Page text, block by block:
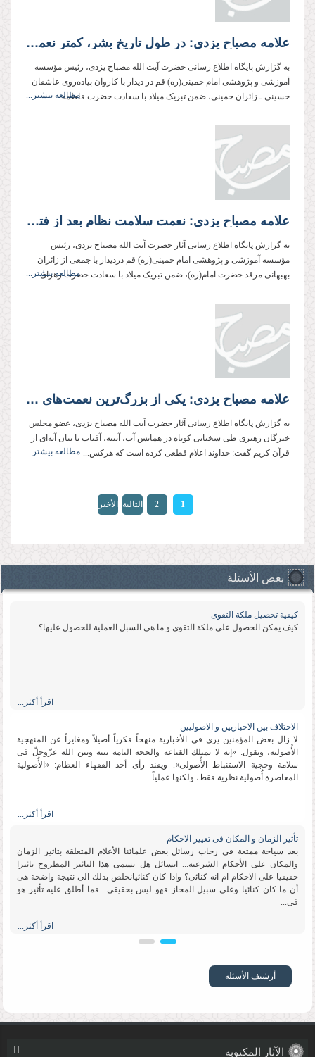
علامه مصباح یزدی: در طول تاریخ بشر، کمتر نعمتی با نعمت عظیم انقلاب اسلامی قابل مقایسه است
به گزارش پایگاه اطلاع رسانی حضرت آیت الله مصباح یزدی، رئیس مؤسسه
آموزشی و پژوهشی امام خمینی(ره) قم در دیدار با کاروان پیاده‌روی عاشقان
حسینی ـ زائران خمینی، ضمن تبریک میلاد با سعادت حضرت فاطمه‌...مطالعه بیشتر...
علامه مصباح یزدی: نعمت سلامت نظام بعد از فتنه، کمتر از نعمت پیروزی در دفاع مقدس نیست
به گزارش پایگاه اطلاع رسانی آثار حضرت آیت الله مصباح یزدی، رئیس
مؤسسه آموزشی و پژوهشی امام خمینی(ره) قم دردیدار با جمعی از زائران
بهبهانی مرقد حضرت امام(ره)، ضمن تبریک میلاد با سعادت حضرت زهرای...
مطالعه بیشتر...
علامه مصباح یزدی: یكی از بزرگ‌ترین نعمت‌های الهی بعد از دوران غیبت کبری وجود آیت الله خامنه‌ای‌مدظله‌العالی است
به گزارش پایگاه اطلاع رسانی آثار حضرت آیت الله مصباح یزدی، عضو مجلس
خبرگان رهبری طی سخنانی کوتاه در همایش آب، آیینه، آفتاب با بیان آیه‌ای از
قرآن کریم گفت: خداوند اعلام قطعی کرده است که هرکس... مطالعه بیشتر...
1
2 التالية الأخيرة
بعض الأسئلة
كیفیة تحصیل ملكة التقوى
كیف یمكن الحصول على ملكة التقوى و ما هی السبل العملیة للحصول علیها؟
اقرأ أكثر...
الاختلاف بین الاخباریین و الاصولیین
لا زال بعض المؤمنین یرى فی الأخباریة منهجاً فكریاً أصیلاً ومغایراً عن المنهجیة
الأُصولیة، ویقول: «إنه لا یمتلك القناعة والحجة التامة بینه وبین الله عزّوجلّ فی
سلامة وحجیة الاستنباط الأُصولی». ویفند رأی أحد الفقهاء العظام: «الأُصولیة
المعاصرة أُصولیة نظریة فقط، ولكنها عملیاً...
اقرأ أكثر...
تأثیر الزمان و المكان فی تغییر الاحكام
بعد سیاحة ممتعة فی رحاب رسائل بعض علمائنا الأعلام المتعلقة بتاثیر الزمان
والمكان على الأحكام الشرعیة... اتسائل هل یسمى هذا التاثیر المطروح تاثیرا
حقیقیا على الاحكام ام انه كنائی؟ واذا كان كنائیانخلص بذلك الى نتیجة واضحة هی
أن ما كان كنائیا وعلى سبیل المجاز فهو لیس بحقیقی.. فما أطلق علیه تأثیر هو
فی...
اقرأ أكثر...
السلام علیكم ورحمة الله وبركاته ما رأی سماحتكم بوجوب تقلید الأعلم ؟ وماالدلیل
؟ الرجاء التوضیح بشیء من التفصیل ﻋلاء حسن الجامعة العالمیة للعلوم الإسلامیة
أرشیف الأسئلة
الآثار المکتوبه